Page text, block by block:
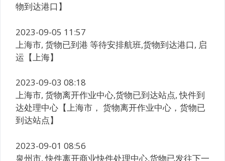
物到达港口】
2023-09-05 11:57
上海市, 货物已到港 等待安排航班,货物到达港口, 启
运【上海】
2023-09-03 08:18
上海市, 货物离开作业中心,货物已到达站点, 快件到
达处理中心【上海市， 货物离开作业中心，货物已
到达站点】
2023-09-01 08:56
泉州市, 快件离开商业快件处理中心,货物已发往下一